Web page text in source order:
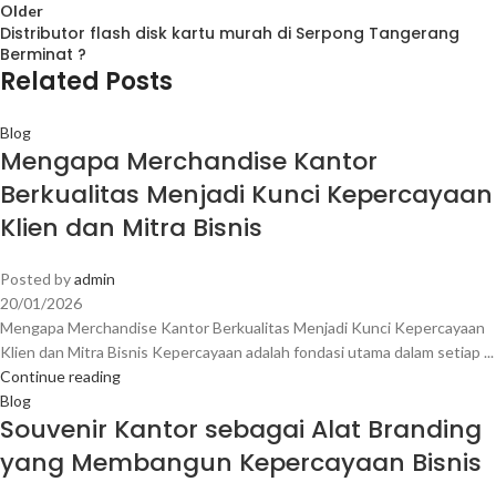
Older
Distributor flash disk kartu murah di Serpong Tangerang
Berminat ?
Related Posts
Blog
Mengapa Merchandise Kantor
Berkualitas Menjadi Kunci Kepercayaan
Klien dan Mitra Bisnis
Posted byadmin
20/01/2026
Mengapa Merchandise Kantor Berkualitas Menjadi Kunci Kepercayaan
Klien dan Mitra Bisnis Kepercayaan adalah fondasi utama dalam setiap ...
Continue reading
Blog
Souvenir Kantor sebagai Alat Branding
yang Membangun Kepercayaan Bisnis